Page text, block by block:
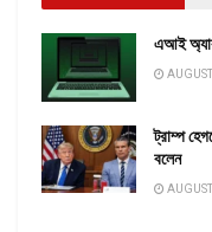
এআই
ট্রাম্প
বলেন